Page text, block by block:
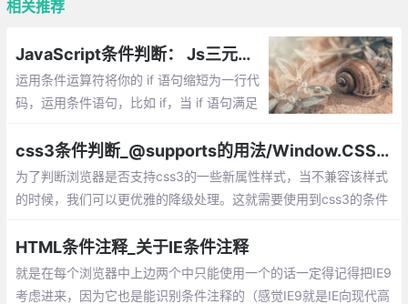
相关推荐
JavaScript条件判断： Js三元运算符介绍
运用条件运算符将你的 if 语句缩短为一行代
码，运用条件语句，比如 if，当 if 语句满足
css3条件判断_@supports的用法/Window.CSS.supports()的使用
为了判断浏览器是否支持css3的一些新属性样式，当不兼容该样式
的时候，我们可以更优雅的降级处理。这就需要使用到css3的条件
ports函数，来检测浏览器是否支持css3的新属性。
HTML条件注释_关于IE条件注释
就是在每个浏览器中上边两个中只能使用一个的话一定得记得把IE9
考虑进来，因为它也是能识别条件注释的（感觉IE9就是IE向现代高